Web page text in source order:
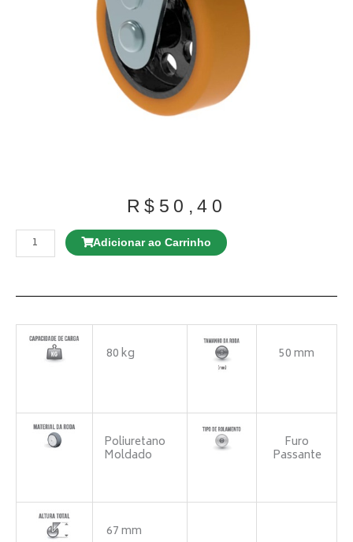
R$ 50,40
Rodízio
GNRE
freio
quantidade
Adicionar ao Carrinho
80 kg 50 mm
Poliuretano
Moldado
Furo
Passante
67 mm